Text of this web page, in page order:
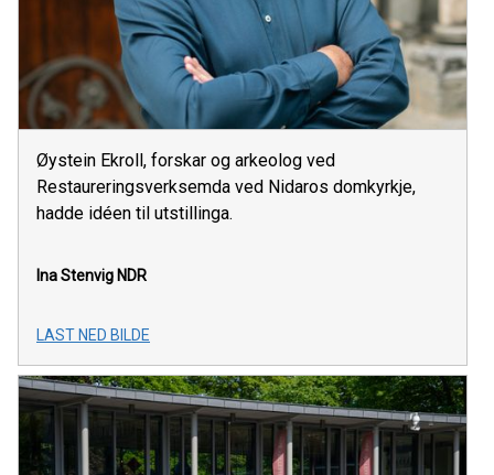
Øystein Ekroll, forskar og arkeolog ved
Restaureringsverksemda ved Nidaros domkyrkje,
hadde idéen til utstillinga.
Ina Stenvig NDR
LAST NED BILDE